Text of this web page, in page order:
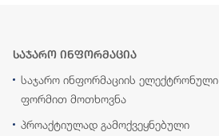
საჯარო ინფორმაცია
საჯარო ინფორმაციის ელექტრონული
ფორმით მოთხოვნა
პროაქტიულად გამოქვეყნებული